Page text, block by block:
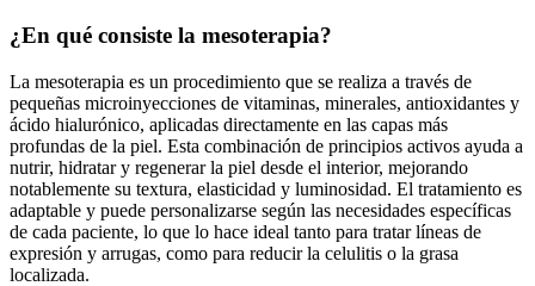
¿En qué consiste la mesoterapia?
La mesoterapia es un procedimiento que se realiza a través de
pequeñas microinyecciones de vitaminas, minerales, antioxidantes y
ácido hialurónico, aplicadas directamente en las capas más
profundas de la piel. Esta combinación de principios activos ayuda a
nutrir, hidratar y regenerar la piel desde el interior, mejorando
notablemente su textura, elasticidad y luminosidad. El tratamiento es
adaptable y puede personalizarse según las necesidades específicas
de cada paciente, lo que lo hace ideal tanto para tratar líneas de
expresión y arrugas, como para reducir la celulitis o la grasa
localizada.